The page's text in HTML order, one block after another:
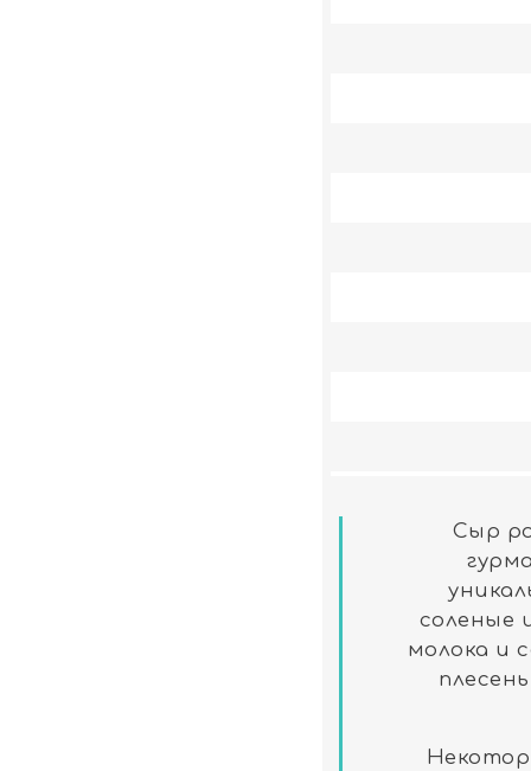
Сыр
соленые
молока и